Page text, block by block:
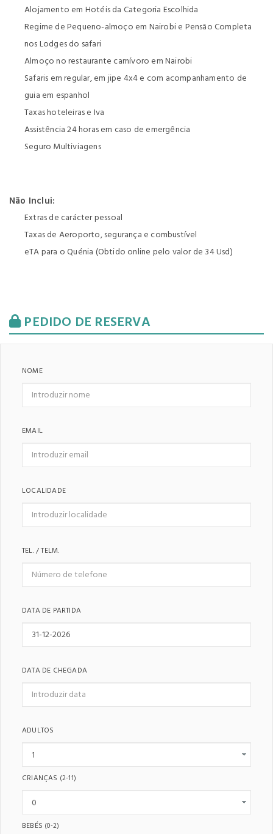
Alojamento em Hotéis da Categoria Escolhida
Regime de Pequeno-almoço em Nairobi e Pensão Completa
nos Lodges do safari
Almoço no restaurante carnívoro em Nairobi
Safaris em regular, em jipe 4x4 e com acompanhamento de
guia em espanhol
Taxas hoteleiras e Iva
Assistência 24 horas em caso de emergência
Seguro Multiviagens
Não Inclui:
Extras de carácter pessoal
Taxas de Aeroporto, segurança e combustível
eTA para o Quénia (Obtido online pelo valor de 34 Usd)
PEDIDO DE RESERVA
NOME
EMAIL
LOCALIDADE
TEL. / TELM.
DATA DE PARTIDA
DATA DE CHEGADA
ADULTOS
CRIANÇAS (2-11)
BEBÉS (0-2)